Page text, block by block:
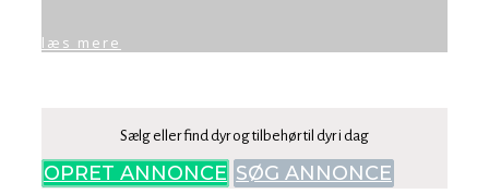
læs mere
Sælg eller find dyr og tilbehør til dyr i dag
OPRET ANNONCE SØG ANNONCE